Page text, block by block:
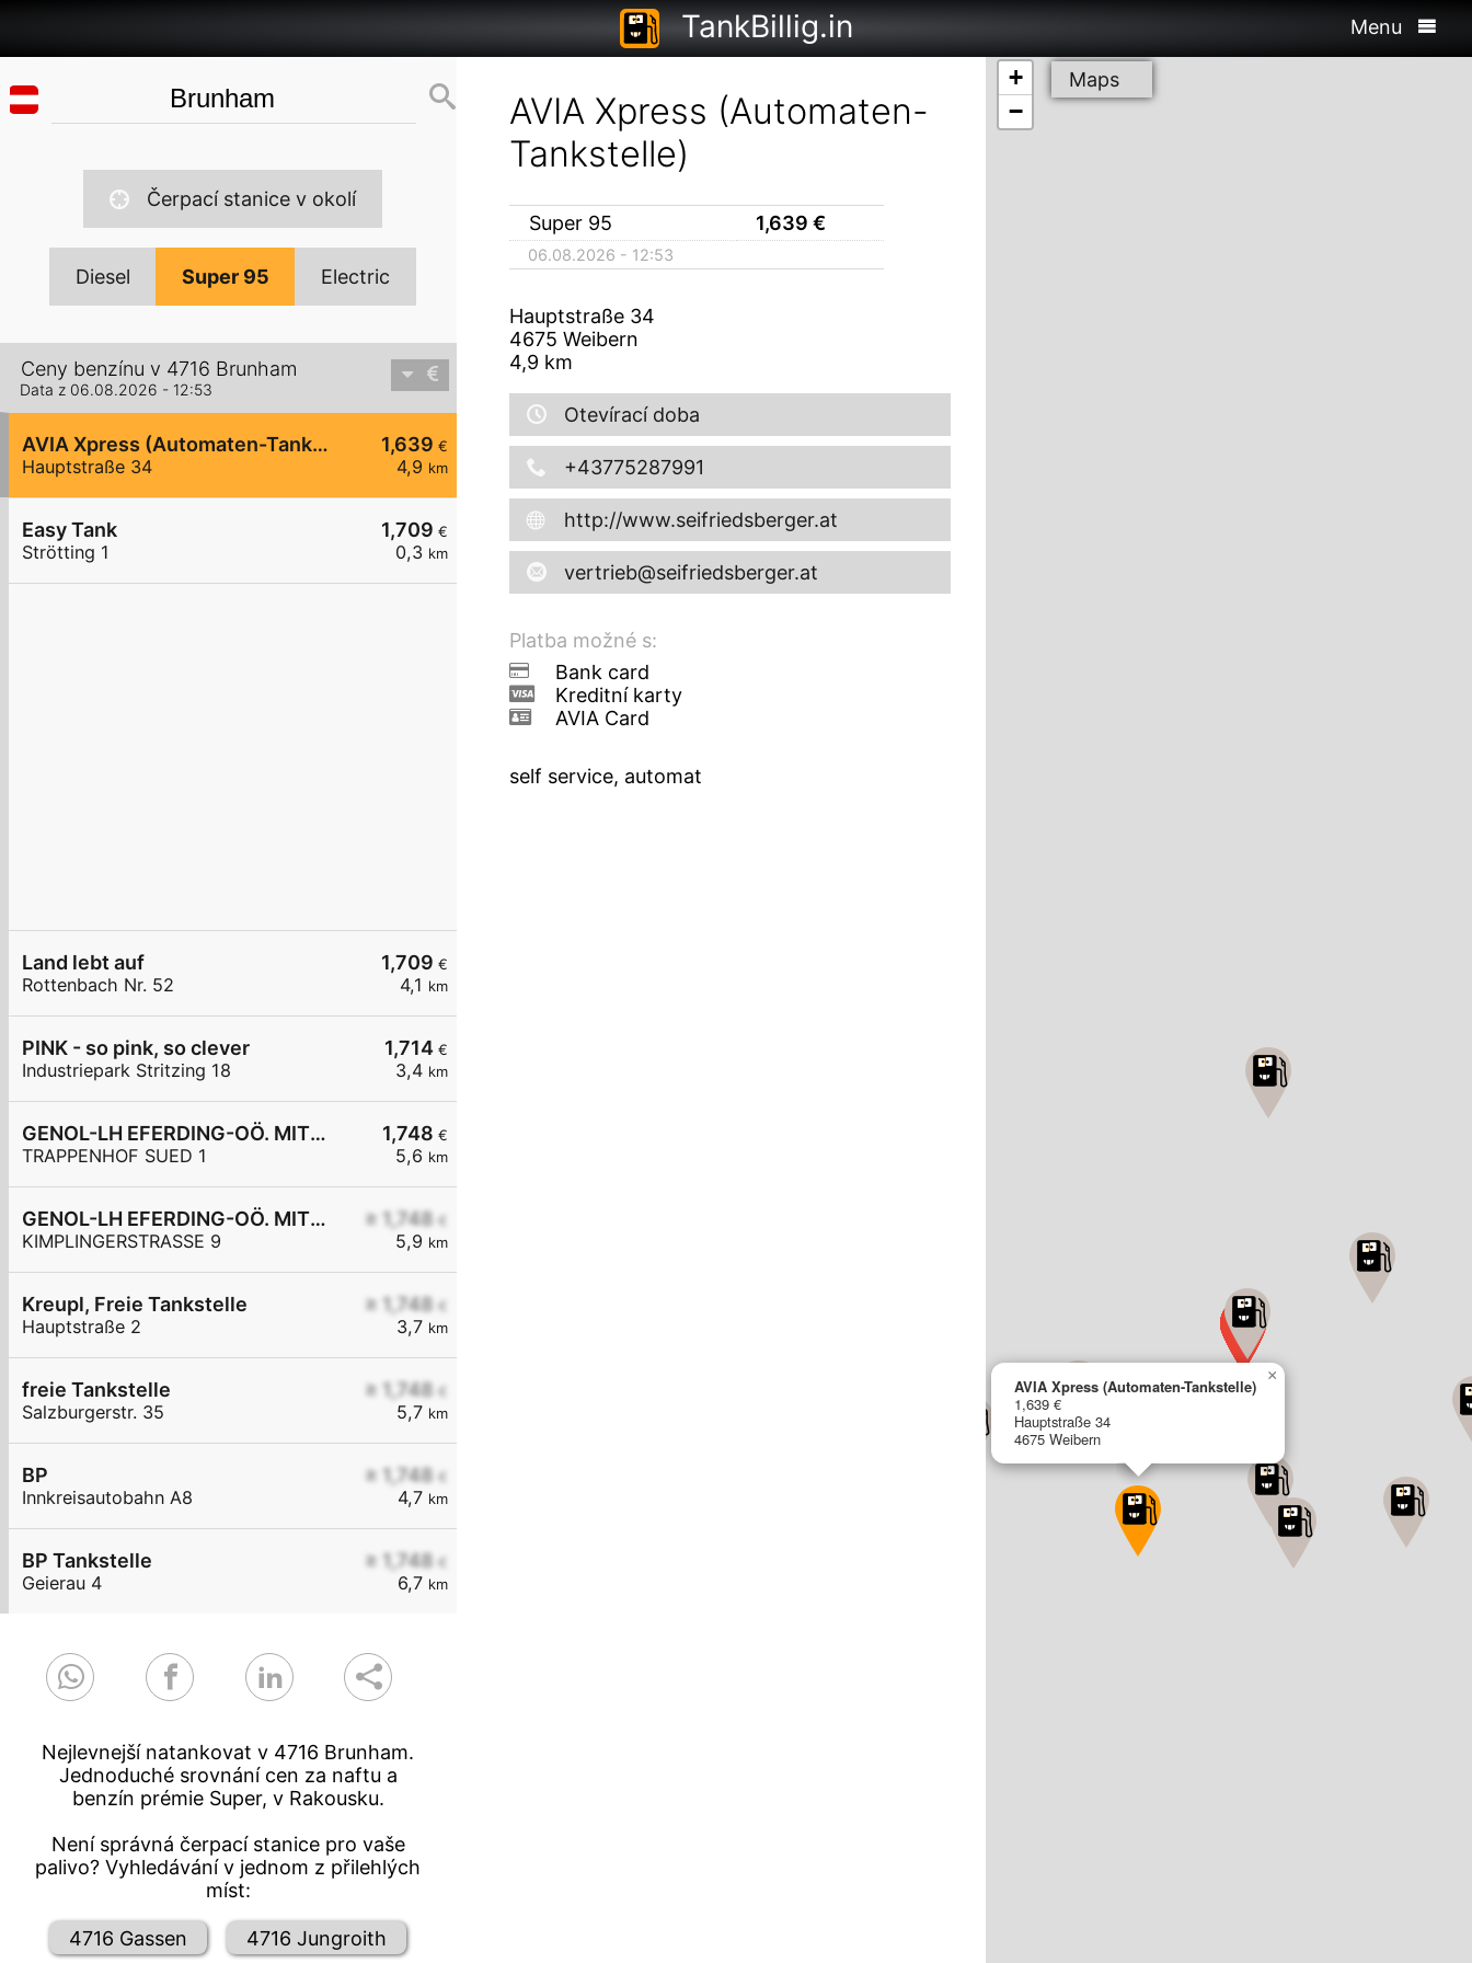
TankBillig.in Menu
Čerpací stanice v okolí
Diesel Super 95 Electric
Ceny benzínu v 4716 Brunham
Data z 06.08.2026 - 12:53
1,639 €
4,9 km
AVIA Xpress (Automaten-Tankstelle)
Hauptstraße 34
1,709 €
0,3 km
Easy Tank
Strötting 1
1,709 €
4,1 km
Land lebt auf
Rottenbach Nr. 52
1,714 €
3,4 km
PINK - so pink, so clever
Industriepark Stritzing 18
1,748 €
5,6 km
GENOL-LH EFERDING-OÖ. MITTE eGen
TRAPPENHOF SUED 1
≥ 1,748 €
5,9 km
GENOL-LH EFERDING-OÖ. MITTE eGen
KIMPLINGERSTRASSE 9
≥ 1,748 €
3,7 km
Kreupl, Freie Tankstelle
Hauptstraße 2
≥ 1,748 €
5,7 km
freie Tankstelle
Salzburgerstr. 35
≥ 1,748 €
4,7 km
BP
Innkreisautobahn A8
≥ 1,748 €
6,7 km
BP Tankstelle
Geierau 4
Nejlevnejší natankovat v 4716 Brunham.
Jednoduché srovnání cen za naftu a
benzín prémie Super, v Rakousku.
Není správná čerpací stanice pro vaše
palivo? Vyhledávání v jednom z přilehlých
míst:
4716 Gassen 4716 Jungroith
AVIA Xpress (Automaten-
Tankstelle)
Super 95 1,639 €
06.08.2026 - 12:53
Hauptstraße 34
4675 Weibern
4,9 km
Otevírací doba
+43775287991
http://www.seifriedsberger.at
vertrieb@seifriedsberger.at
Platba možné s:
Bank card
Kreditní karty
AVIA Card
self service, automat
AVIA Xpress (Automaten-Tankstelle)
1,639 €
Hauptstraße 34
4675 Weibern
×
+
−
Maps